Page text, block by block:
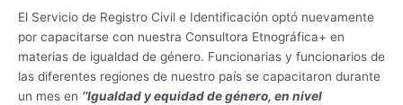
El Servicio de Registro Civil e Identificación optó nuevamente
por capacitarse con nuestra Consultora Etnográfica+ en
materias de igualdad de género. Funcionarias y funcionarios de
las diferentes regiones de nuestro país se capacitaron durante
un mes en ‘‘Igualdad y equidad de género, en nivel